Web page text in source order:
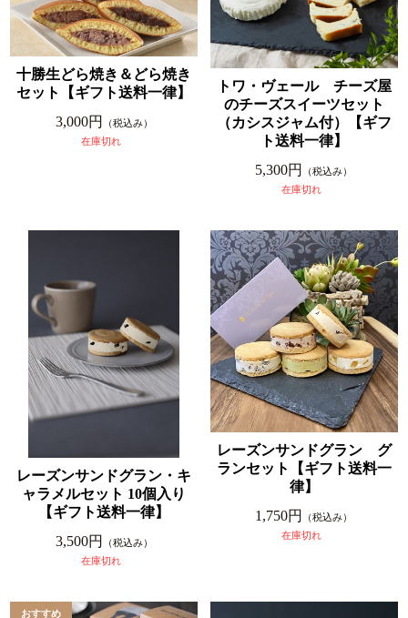
十勝生どら焼き＆どら焼き
セット【ギフト送料一律】
3,000円
（税込み）
在庫切れ
トワ・ヴェール チーズ屋
のチーズスイーツセット
（カシスジャム付）【ギフ
ト送料一律】
5,300円
（税込み）
在庫切れ
レーズンサンドグラン・キ
ャラメルセット 10個入り
【ギフト送料一律】
3,500円
（税込み）
在庫切れ
レーズンサンドグラン グ
ランセット【ギフト送料一
律】
1,750円
（税込み）
在庫切れ